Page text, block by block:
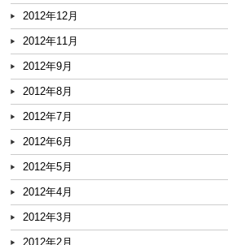
2012年12月
2012年11月
2012年9月
2012年8月
2012年7月
2012年6月
2012年5月
2012年4月
2012年3月
2012年2月